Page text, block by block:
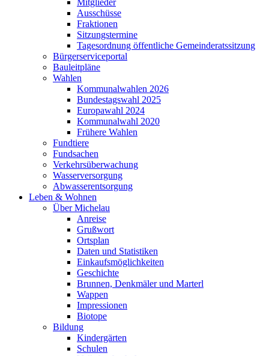
Mitglieder
Ausschüsse
Fraktionen
Sitzungstermine
Tagesordnung öffentliche Gemeinderatssitzung
Bürgerserviceportal
Bauleitpläne
Wahlen
Kommunalwahlen 2026
Bundestagswahl 2025
Europawahl 2024
Kommunalwahl 2020
Frühere Wahlen
Fundtiere
Fundsachen
Verkehrsüberwachung
Wasserversorgung
Abwasserentsorgung
Leben & Wohnen
Über Michelau
Anreise
Grußwort
Ortsplan
Daten und Statistiken
Einkaufsmöglichkeiten
Geschichte
Brunnen, Denkmäler und Marterl
Wappen
Impressionen
Biotope
Bildung
Kindergärten
Schulen